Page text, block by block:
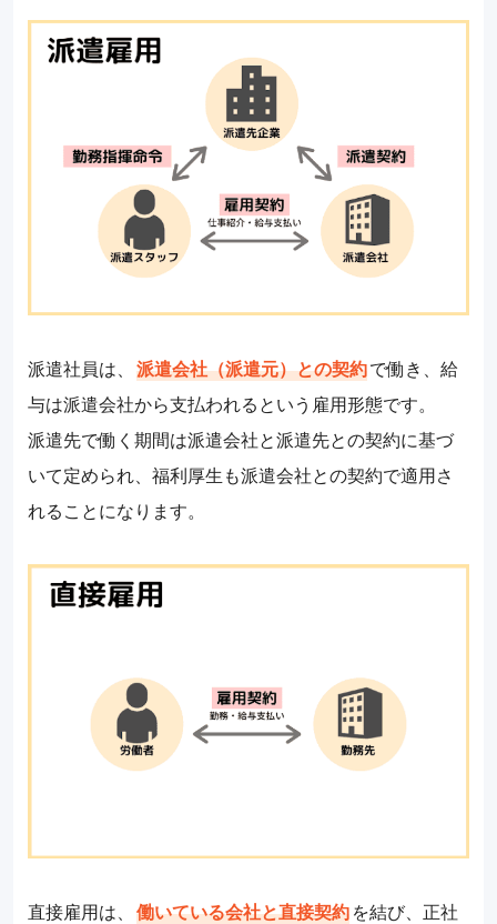
派遣社員は、 派遣会社（派遣元）との契約で働き、給
与は派遣会社から支払われるという雇用形態です。
派遣先で働く期間は派遣会社と派遣先との契約に基づ
いて定められ、福利厚生も派遣会社との契約で適用さ
れることになります。
直接雇用は、 働いている会社と直接契約を結び、正社